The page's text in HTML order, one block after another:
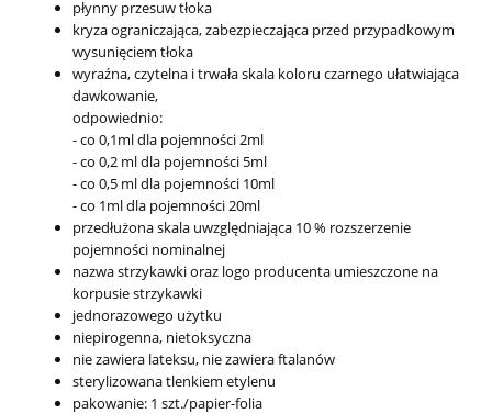
płynny przesuw tłoka
kryza ograniczająca, zabezpieczająca przed przypadkowym
wysunięciem tłoka
wyraźna, czytelna i trwała skala koloru czarnego ułatwiająca
dawkowanie,
odpowiednio:
- co 0,1ml dla pojemności 2ml
- co 0,2 ml dla pojemności 5ml
- co 0,5 ml dla pojemności 10ml
- co 1ml dla pojemności 20ml
przedłużona skala uwzględniająca 10 % rozszerzenie
pojemności nominalnej
nazwa strzykawki oraz logo producenta umieszczone na
korpusie strzykawki
jednorazowego użytku
niepirogenna, nietoksyczna
nie zawiera lateksu, nie zawiera ftalanów
sterylizowana tlenkiem etylenu
pakowanie: 1 szt./papier-folia